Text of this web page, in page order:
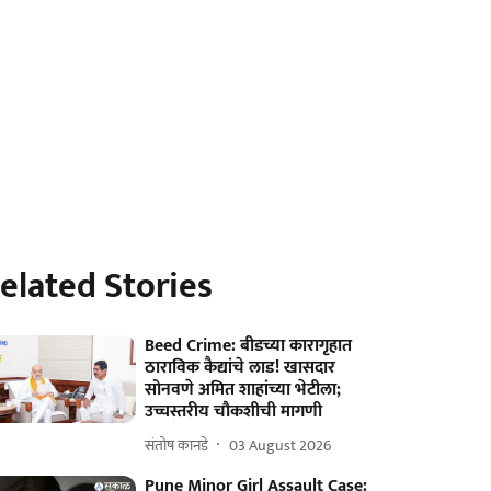
Stories
Beed Crime: बीडच्या कारागृहात
ठाराविक कैद्यांचे लाड! खासदार
सोनवणे अमित शाहांच्या भेटीला;
उच्चस्तरीय चौकशीची मागणी
संतोष कानडे 03 August 2026